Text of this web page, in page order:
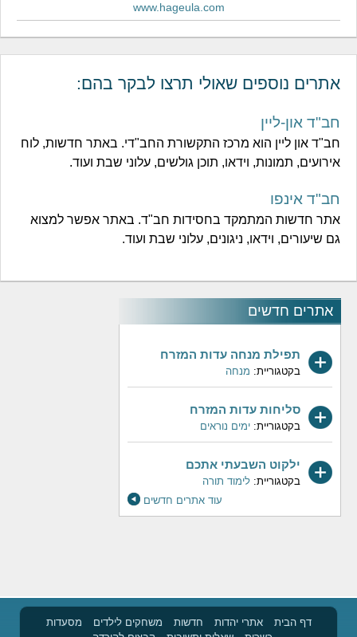
אתרים חדשים
תפילת מנחה עדות המזרח
בקטגוריית: מנחה
סליחות עדות המזרח
בקטגוריית: ימים נוראים
ילקוט השבעתי אתכם
בקטגוריית: לימוד תורה
עוד אתרים חדשים
www.hageula.com
אתרים נוספים שאולי תרצו לבקר בהם:
חב"ד און-ליין
חב"ד און ליין הוא מרכז התקשורת החב"די. באתר חדשות, לוח
אירועים, תמונות, וידאו, תוכן גולשים, עלוני שבת ועוד.
חב"ד אינפו
אתר חדשות המתמקד בחסידות חב"ד. באתר אפשר למצוא
גם שיעורים, וידאו, ניגונים, עלוני שבת ועוד.
דף הבית אתרי יהדות חדשות משחקים לילדים
מסעדות